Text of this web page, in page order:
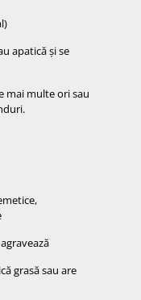
apatică și se
mai multe ori sau
grasă sau are